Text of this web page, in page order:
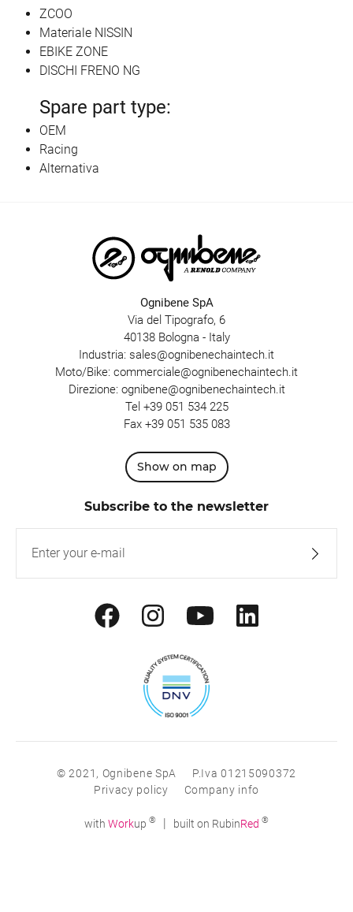
ZCOO
Materiale NISSIN
EBIKE ZONE
DISCHI FRENO NG
Spare part type:
OEM
Racing
Alternativa
Ognibene SpA
Via del Tipografo, 6
40138 Bologna - Italy
Industria: sales@ognibenechaintech.it
Moto/Bike: commerciale@ognibenechaintech.it
Direzione: ognibene@ognibenechaintech.it
Tel +39 051 534 225
Fax +39 051 535 083
Show on map
Subscribe to the newsletter
© 2021, Ognibene SpA
P.Iva 01215090372
Privacy policy
Company info
with Workup ® | built on RubinRed ®